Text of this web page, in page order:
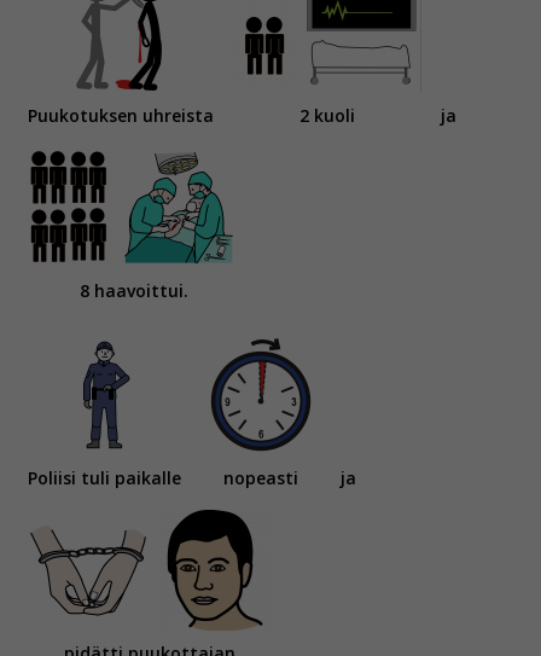
Puukotuksen uhreista 2 kuoli ja
8 haavoittui.
Poliisi tuli paikalle nopeasti ja